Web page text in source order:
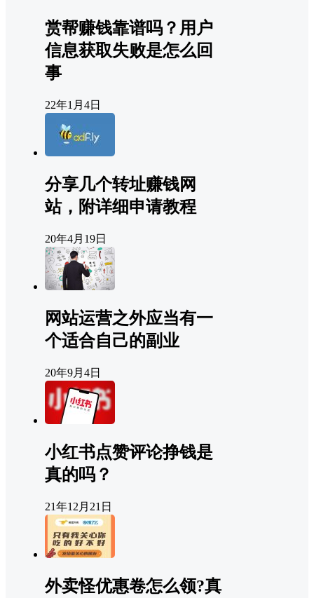
赏帮赚钱靠谱吗？用户
信息获取失败是怎么回
事
22年1月4日
分享几个转址赚钱网
站，附详细申请教程
20年4月19日
网站运营之外应当有一
个适合自己的副业
20年9月4日
小红书点赞评论挣钱是
真的吗？
21年12月21日
外卖怪优惠卷怎么领?真